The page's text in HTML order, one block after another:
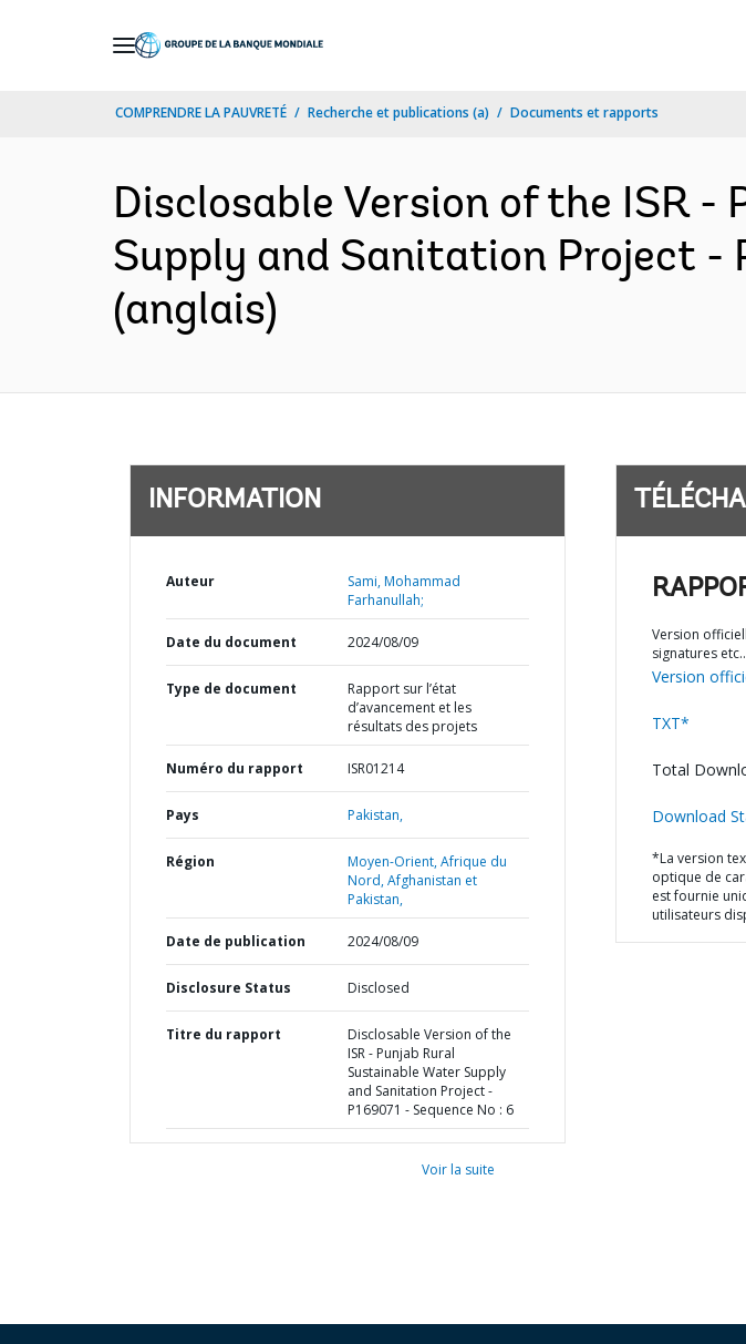
COMPRENDRE LA PAUVRETÉ Recherche et publications (a) Documents et rapports
Disclosable Version of the ISR
Supply and Sanitation Project -
(anglais)
INFORMATION
Auteur
Sami, Mohammad
Farhanullah;
Date du document 2024/08/09
Type de document
Rapport sur l’état
d’avancement et les
résultats des projets
Numéro du rapport ISR01214
Pays Pakistan,
Région
Moyen-Orient, Afrique du
Nord, Afghanistan et
Pakistan,
Date de publication 2024/08/09
Disclosure Status Disclosed
Titre du rapport
Disclosable Version of the
ISR - Punjab Rural
Sustainable Water Supply
and Sanitation Project -
P169071 - Sequence No : 6
Voir la suite
Version
signatures
Version
TXT*
Total
Download
*La version
optique de
est fournie
utilisateurs